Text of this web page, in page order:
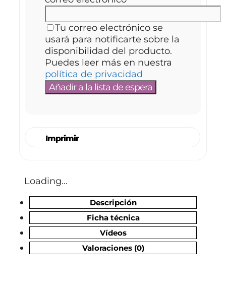
Tu correo electrónico se
usará para notificarte sobre la
disponibilidad del producto.
Puedes leer más en nuestra
política de privacidad
Imprimir
Loading...
Descripción
Ficha técnica
Vídeos
Valoraciones (0)